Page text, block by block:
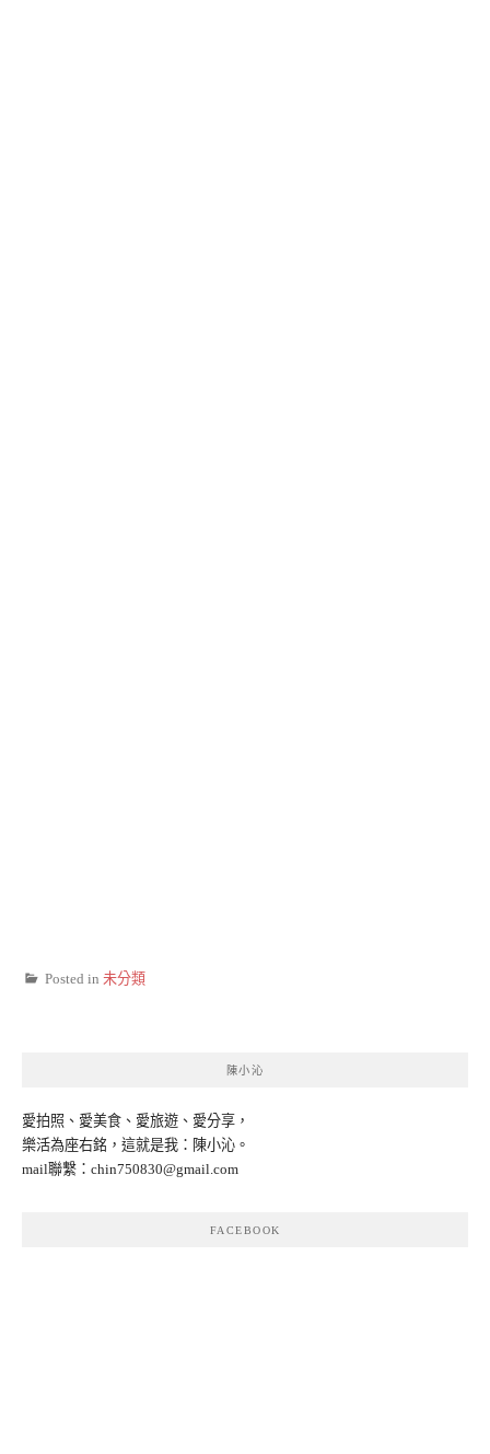
Posted in 未分類
陳小沁
愛拍照、愛美食、愛旅遊、愛分享，
樂活為座右銘，這就是我：陳小沁。
mail聯繫： chin750830@gmail.com
FACEBOOK